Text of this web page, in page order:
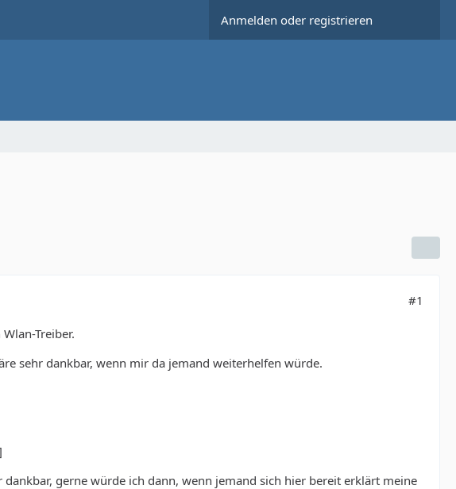
Anmelden oder registrieren
#1
Treiber.
sehr dankbar, wenn mir da jemand weiterhelfen würde.
gerne würde ich dann, wenn jemand sich hier bereit erklärt meine